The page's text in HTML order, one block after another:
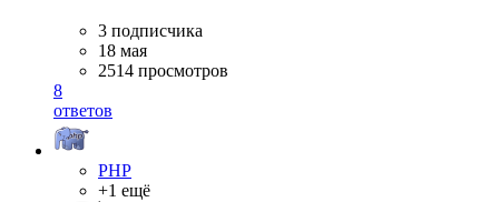
3 подписчика
18 мая
2514 просмотров
8
ответов
PHP
+1 ещё